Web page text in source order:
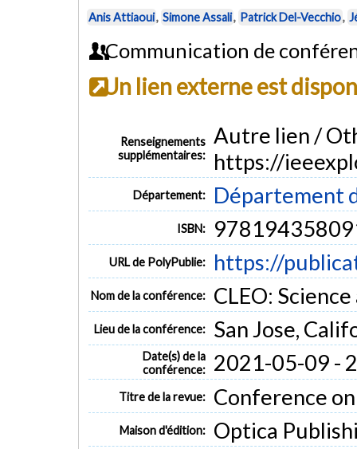
Anis Attiaoui, Simone Assali, Patrick Del-Vecchio,
Communication de
Un lien externe est
Renseignements
supplémentaires:
Autre lien /
https://
Département: Département
ISBN:
URL de PolyPublie: https://
Nom de la conférence: CLEO:
Lieu de la conférence: San Jose,
Date(s) de la
conférence:
2021-05-09 -
Titre de la revue: Conference
Maison d'édition: Optica